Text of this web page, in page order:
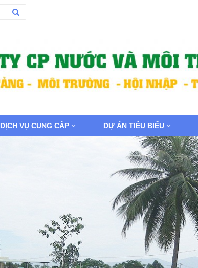
DỊCH VỤ CUNG CẤP DỰ ÁN TIÊU BIỂU